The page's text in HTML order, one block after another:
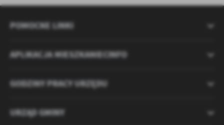
POMOCNE LINKI
APLIKACJA MIESZKANIECINFO
GODZINY PRACY URZĘDU
URZĄD GMINY